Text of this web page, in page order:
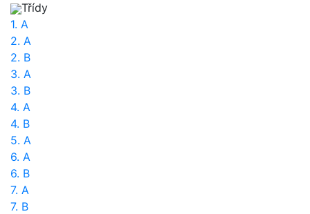
Třídy
1. A
2. A
2. B
3. A
3. B
4. A
4. B
5. A
6. A
6. B
7. A
7. B